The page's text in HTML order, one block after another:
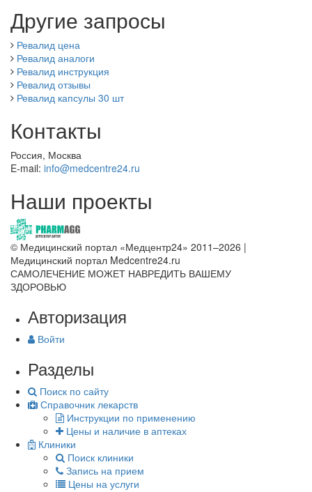
Другие запросы
Ревалид цена
Ревалид аналоги
Ревалид инструкция
Ревалид отзывы
Ревалид капсулы 30 шт
Контакты
Россия, Москва
E-mail: info@medcentre24.ru
Наши проекты
© Медицинский портал «Медцентр24» 2011–2026 |
Медицинский портал Medcentre24.ru
САМОЛЕЧЕНИЕ МОЖЕТ НАВРЕДИТЬ ВАШЕМУ
ЗДОРОВЬЮ
Авторизация
Войти
Разделы
Поиск по сайту
Справочник лекарств
Инструкции по применению
Цены и наличие в аптеках
Клиники
Поиск клиники
Запись на прием
Цены на услуги